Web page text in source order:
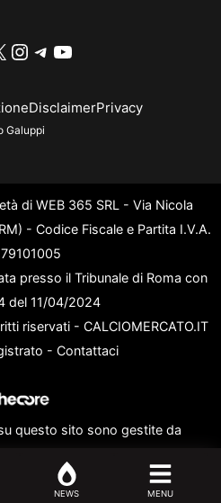
Instagram
Telegram
YouTube
DisclaimerPrivacy
Galuppi
di WEB 365 SRL - Via Nicola
- Codice Fiscale e Partita I.V.A.
presso il Tribunale di Roma con
del 11/04/2024
riservati - CALCIOMERCATO.IT
- Contattaci
questo sito sono gestite da
NEWS MENU